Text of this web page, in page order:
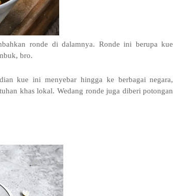
ronde di dalamnya. Ronde ini berupa kue
bro.
kue ini menyebar hingga ke berbagai negara,
khas lokal. Wedang ronde juga diberi potongan